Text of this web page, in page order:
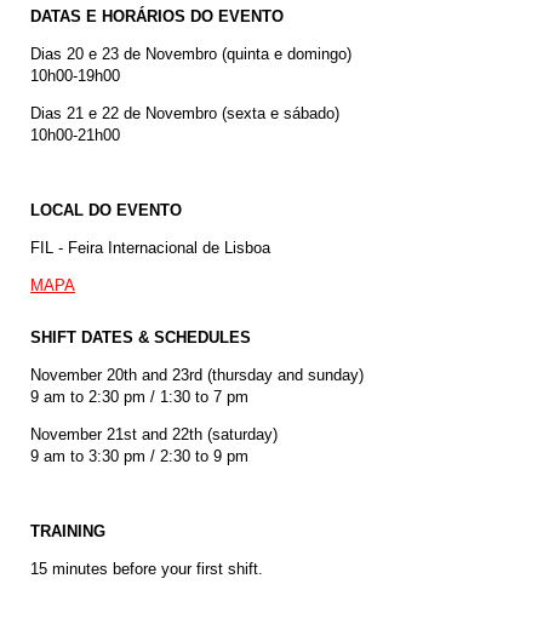
DATAS E HORÁRIOS DO EVENTO
Dias 20 e 23 de Novembro (quinta e domingo)
10h00-19h00
Dias 21 e 22 de Novembro (sexta e sábado)
10h00-21h00
LOCAL DO EVENTO
FIL - Feira Internacional de Lisboa
MAPA
SHIFT DATES & SCHEDULES
November 20th and 23rd (thursday and sunday)
9 am to 2:30 pm / 1:30 to 7 pm
November 21st and 22th (saturday)
9 am to 3:30 pm / 2:30 to 9 pm
TRAINING
15 minutes before your first shift.